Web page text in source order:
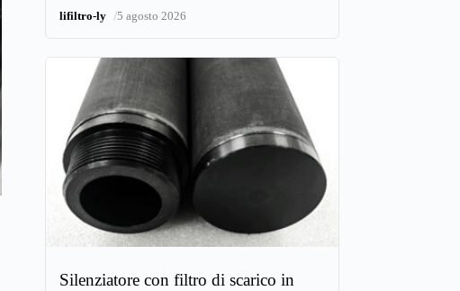
lifiltro-ly /5 agosto 2026
Silenziatore con filtro di scarico in